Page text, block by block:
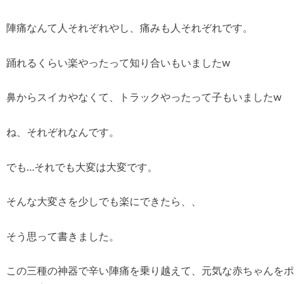
陣痛なんて人それぞれやし、痛みも人それぞれです。
踊れるくらい楽やったって知り合いもいましたw
鼻からスイカやなくて、トラックやったって子もいましたw
ね、それぞれなんです。
でも…それでも大変は大変です。
そんな大変さを少しでも楽にできたら、、
そう思って書きました。
この三種の神器で辛い陣痛を乗り越えて、元気な赤ちゃんをポ